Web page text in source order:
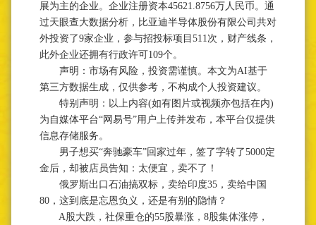
展为主的企业。企业注册资本45621.8756万人民币。通
过天眼查大数据分析，比亚迪半导体股份有限公司共对
外投资了9家企业，参与招投标项目511次，财产线条，
此外企业还拥有行政许可109个。
声明：市场有风险，投资需谨慎。本文为AI基于
第三方数据生成，仅供参考，不构成个人投资建议。
特别声明：以上内容(如有图片或视频亦包括在内)
为自媒体平台“网易号”用户上传并发布，本平台仅提供
信息存储服务。
男子想买“奔驰豪车”回家过年，签了字转了5000定
金后，却被店员告知：太便宜，卖不了！
俄罗斯出口石油搞双标，卖给印度35，卖给中国
80，这到底是忘恩负义，还是有别的隐情？
A股大跌，社保重仓的55股暴涨，8股集体涨停，